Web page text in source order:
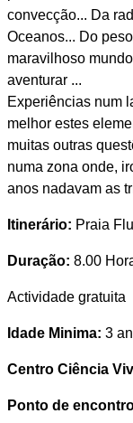
convecção... Da
Oceanos... Do
maravilhoso
aventurar ...
Experiências num
melhor estes
muitas outras
numa zona onde,
anos nadavam as
Itinerário: Praia
Duração: 8.00
Actividade gratuita
Idade Minima: 3
Centro Ciência
Ponto de